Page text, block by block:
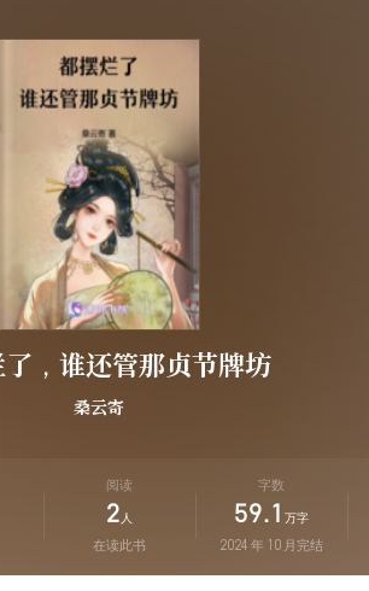
，谁还管那贞节牌坊
桑云寄
阅读
2 人
在读此书
字数
59.1 万字
2024 年 10 月完结